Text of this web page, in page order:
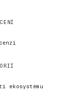
ekosystému